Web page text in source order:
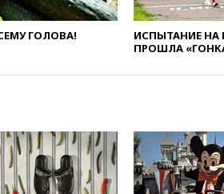
ГОЛОВА!
ИСПЫТАНИЕ НА
ПРОШЛА